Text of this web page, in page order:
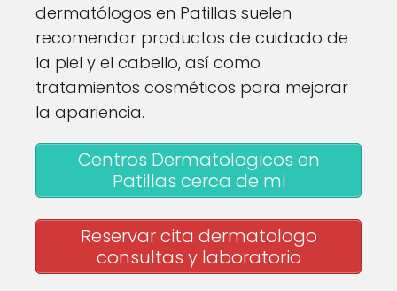
dermatólogos en Patillas suelen
recomendar productos de cuidado de
la piel y el cabello, así como
tratamientos cosméticos para mejorar
la apariencia.
Centros Dermatologicos en
Patillas cerca de mi
Reservar cita dermatologo
consultas y laboratorio